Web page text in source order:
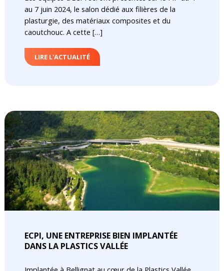
au 7 juin 2024, le salon dédié aux filières de la
plasturgie, des matériaux composites et du
caoutchouc. A cette […]
LIRE L'ACTUALITÉ
ECPI, UNE ENTREPRISE BIEN IMPLANTÉE
DANS LA PLASTICS VALLÉE